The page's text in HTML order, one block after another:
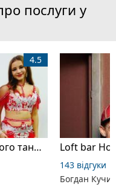
послуги у
Hot Arabian Dance, школа східного танцю
4.5
Loft bar
143 відгуки
Богдан